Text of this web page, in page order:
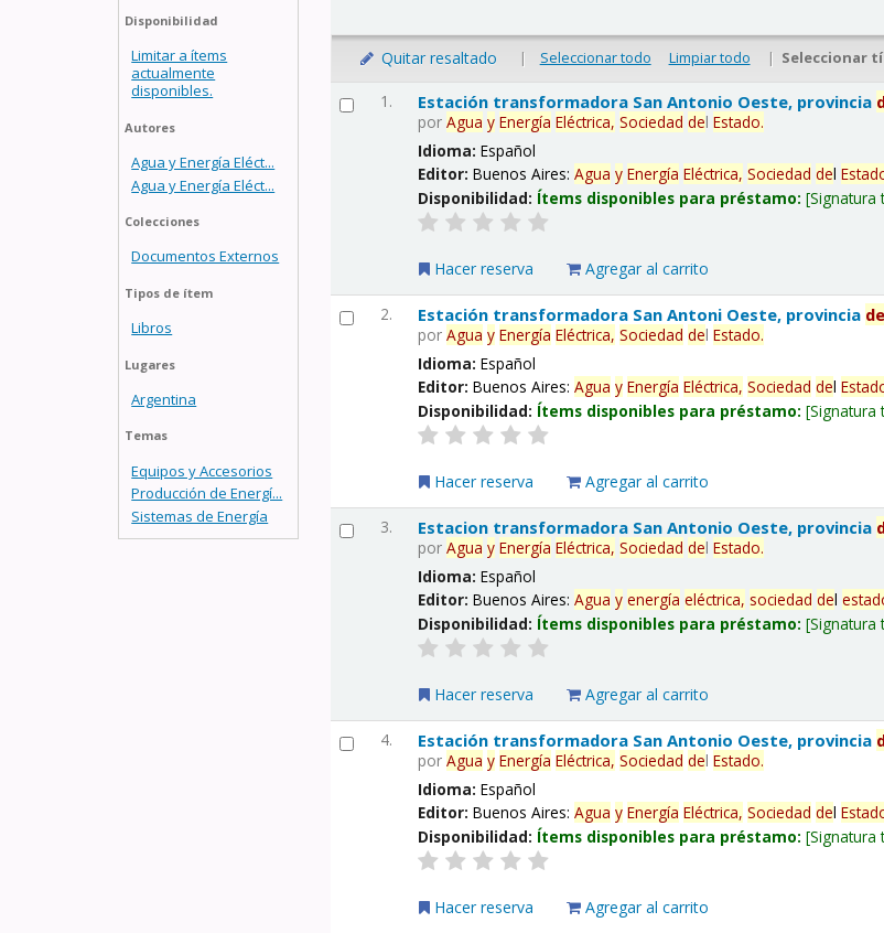
Disponibilidad
Limitar a ítems
actualmente
disponibles.
Autores
Agua y Energía Eléct...
Agua y Energía Eléct...
Colecciones
Documentos Externos
Tipos de ítem
Libros
Lugares
Argentina
Temas
Equipos y Accesorios
Producción de Energí...
Sistemas de Energía
Quitar resaltado | Seleccionar todo Limpiar todo | Seleccionar
1. Estación transformadora San Antonio Oeste, provincia
porAgua y Energía Eléctrica, Sociedad delEstado.
Idioma:Español
Editor:Buenos Aires:Agua y Energía Eléctrica, Sociedad del
Disponibilidad: Ítems disponibles para préstamo:
Hacer reserva Agregar al carrito
2. Estación transformadora San Antoni Oeste, provincia de
porAgua y Energía Eléctrica, Sociedad delEstado.
Idioma:Español
Editor:Buenos Aires:Agua y Energía Eléctrica, Sociedad del
Disponibilidad: Ítems disponibles para préstamo:
Hacer reserva Agregar al carrito
3. Estacion transformadora San Antonio Oeste, provincia
porAgua y Energía Eléctrica, Sociedad delEstado.
Idioma:Español
Editor:Buenos Aires:Agua y energía eléctrica, sociedad del
Disponibilidad: Ítems disponibles para préstamo:
Hacer reserva Agregar al carrito
4. Estación transformadora San Antonio Oeste, provincia
porAgua y Energía Eléctrica, Sociedad delEstado.
Idioma:Español
Editor:Buenos Aires:Agua y Energía Eléctrica, Sociedad del
Disponibilidad: Ítems disponibles para préstamo:
Hacer reserva Agregar al carrito